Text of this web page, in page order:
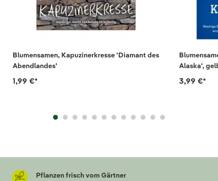
Blumensamen, Kapuzinerkresse 'Diamant des
Abendlandes'
1,99 €*
Alaska',
3,99 €*
Pflanzen frisch vom Gärtner